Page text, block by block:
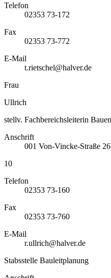
Telefon
02353 73-172
Fax
02353 73-772
E-Mail
t.rietschel@halver.de
Frau
Ullrich
stellv. Fachbereichsleiterin
Anschrift
001 Von-Vincke-Straße 26
10
Telefon
02353 73-160
Fax
02353 73-760
E-Mail
r.ullrich@halver.de
Stabsstelle Bauleitplanung